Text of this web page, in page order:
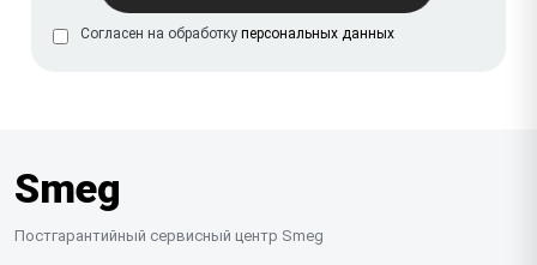
Согласен на обработку персональных данных
Smeg
Постгарантийный сервисный центр Smeg